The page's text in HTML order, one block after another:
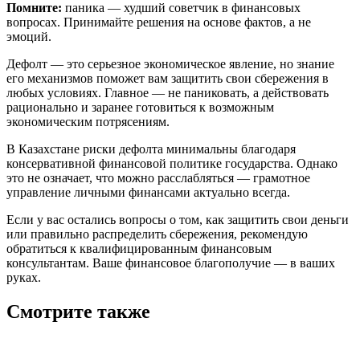
Помните: паника — худший советчик в финансовых
вопросах. Принимайте решения на основе фактов, а не
эмоций.
Дефолт — это серьезное экономическое явление, но знание
его механизмов поможет вам защитить свои сбережения в
любых условиях. Главное — не паниковать, а действовать
рационально и заранее готовиться к возможным
экономическим потрясениям.
В Казахстане риски дефолта минимальны благодаря
консервативной финансовой политике государства. Однако
это не означает, что можно расслабляться — грамотное
управление личными финансами актуально всегда.
Если у вас остались вопросы о том, как защитить свои деньги
или правильно распределить сбережения, рекомендую
обратиться к квалифицированным финансовым
консультантам. Ваше финансовое благополучие — в ваших
руках.
Смотрите также